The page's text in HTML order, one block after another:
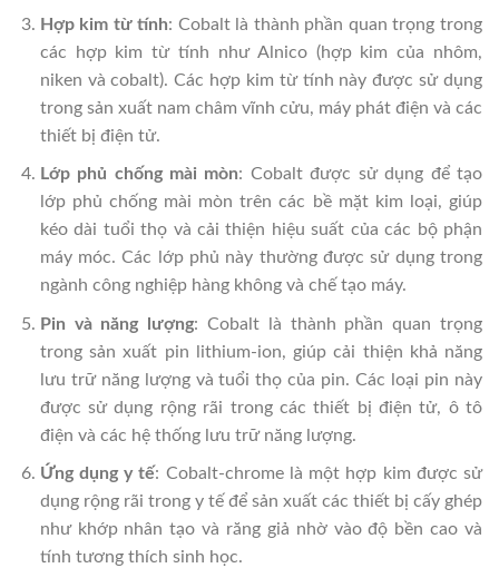
Hợp kim từ tính: Cobalt là thành phần quan trọng trong
các hợp kim từ tính như Alnico (hợp kim của nhôm,
niken và cobalt). Các hợp kim từ tính này được sử dụng
trong sản xuất nam châm vĩnh cửu, máy phát điện và các
thiết bị điện tử.
Lớp phủ chống mài mòn: Cobalt được sử dụng để tạo
lớp phủ chống mài mòn trên các bề mặt kim loại, giúp
kéo dài tuổi thọ và cải thiện hiệu suất của các bộ phận
máy móc. Các lớp phủ này thường được sử dụng trong
ngành công nghiệp hàng không và chế tạo máy.
Pin và năng lượng: Cobalt là thành phần quan trọng
trong sản xuất pin lithium-ion, giúp cải thiện khả năng
lưu trữ năng lượng và tuổi thọ của pin. Các loại pin này
được sử dụng rộng rãi trong các thiết bị điện tử, ô tô
điện và các hệ thống lưu trữ năng lượng.
Ứng dụng y tế: Cobalt-chrome là một hợp kim được sử
dụng rộng rãi trong y tế để sản xuất các thiết bị cấy ghép
như khớp nhân tạo và răng giả nhờ vào độ bền cao và
tính tương thích sinh học.